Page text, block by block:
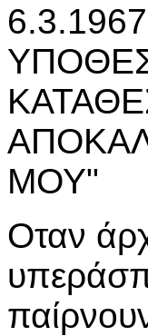
ΜΟΥ"
Οταν